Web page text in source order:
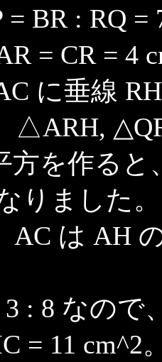
= BR : RQ
= CR = 4
に垂線
△ARH,
方を作ると
りました。
は AH
: 8 なので
= 11 cm^2